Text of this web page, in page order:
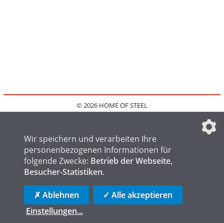
© 2026 HOME OF STEEL
IMPRESSUM
FAQ
DATENSCHUTZEINSTELLUNGEN
HOME OF LOGISTICS
Wir speichern und verarbeiten Ihre
personenbezogenen Informationen für
folgende Zwecke: Betrieb der Webseite,
Besucher-Statistiken.
✗ Ablehnen
✓ Alle akzeptieren
Einstellungen...